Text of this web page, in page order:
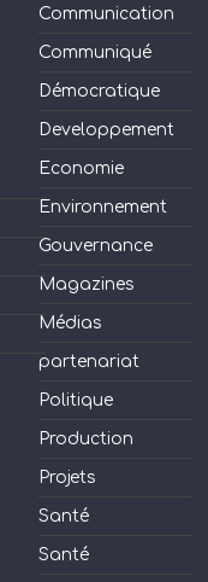
Communication
Communiqué
Démocratique
Developpement
Economie
Environnement
Gouvernance
Magazines
Médias
partenariat
Politique
Production
Projets
Santé
Santé